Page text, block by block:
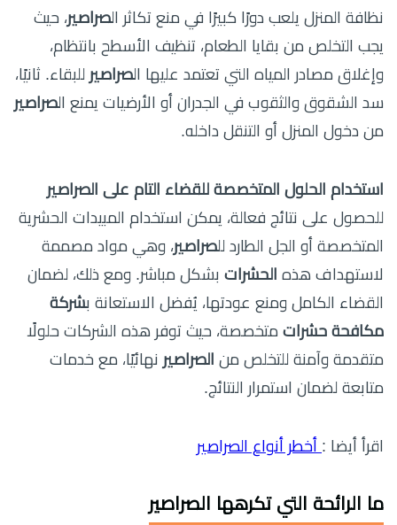
نظافة المنزل يلعب دورًا كبيرًا في منع تكاثر الصراصير، حيث
يجب التخلص من بقايا الطعام، تنظيف الأسطح بانتظام،
وإغلاق مصادر المياه التي تعتمد عليها الصراصير للبقاء. ثانيًا،
سد الشقوق والثقوب في الجدران أو الأرضيات يمنع الصراصير
من دخول المنزل أو التنقل داخله.
استخدام الحلول المتخصصة للقضاء التام على الصراصير
للحصول على نتائج فعالة، يمكن استخدام المبيدات الحشرية
المتخصصة أو الجل الطارد للصراصير، وهي مواد مصممة
لاستهداف هذه الحشرات بشكل مباشر. ومع ذلك، لضمان
القضاء الكامل ومنع عودتها، يُفضل الاستعانة بشركة
مكافحة حشرات متخصصة، حيث توفر هذه الشركات حلولًا
متقدمة وآمنة للتخلص من الصراصير نهائيًا، مع خدمات
متابعة لضمان استمرار النتائج.
اقرأ أيضا : أخطر أنواع الصراصير
ما الرائحة التي تكرهها الصراصير